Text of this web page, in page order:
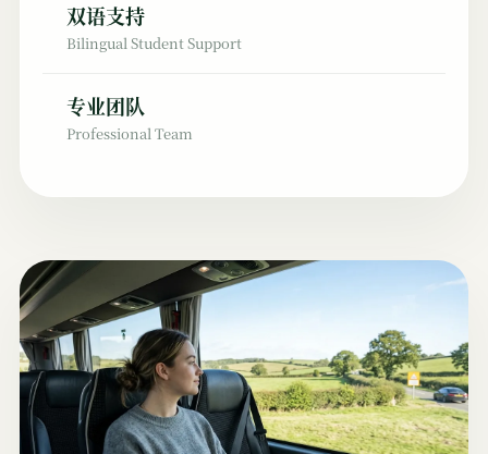
双语支持
Bilingual Student Support
专业团队
Professional Team